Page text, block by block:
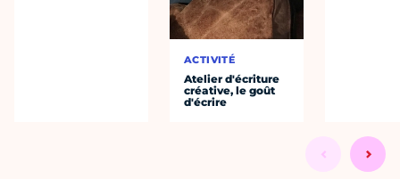
ACTIVITÉ
Atelier d'écriture
créative, le goût
d'écrire